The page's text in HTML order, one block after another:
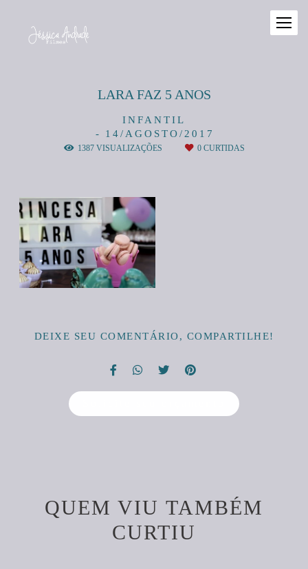
INFANTIL
14/AGOSTO/2017
LARA FAZ 5 ANOS
1387VISUALIZAÇÕES 0CURTIDAS
DEIXE SEU COMENTÁRIO, COMPARTILHE!
QUEM VIU TAMBÉM
CURTIU